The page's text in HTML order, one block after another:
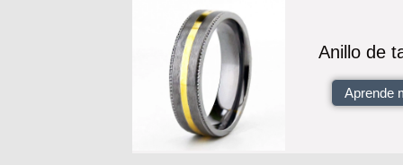
Anillo de
Aprende